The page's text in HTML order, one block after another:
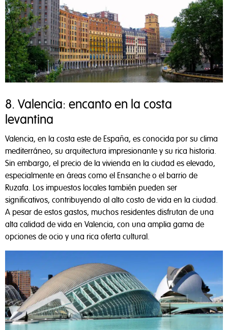
8. Valencia: encanto en la costa
levantina
Valencia, en la costa este de España, es conocida por su clima
mediterráneo, su arquitectura impresionante y su rica historia.
Sin embargo, el precio de la vivienda en la ciudad es elevado,
especialmente en áreas como el Ensanche o el barrio de
Ruzafa. Los impuestos locales también pueden ser
significativos, contribuyendo al alto costo de vida en la ciudad.
A pesar de estos gastos, muchos residentes disfrutan de una
alta calidad de vida en Valencia, con una amplia gama de
opciones de ocio y una rica oferta cultural.